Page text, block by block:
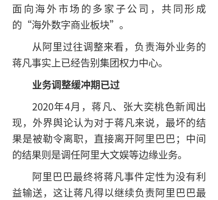
面向海外市场的多家子公司，共同形成
的“海外数字商业板块”。
从阿里过往调整来看，负责海外业务的
蒋凡事实上已经告别集团权力中心。
业务调整缓冲期已过
2020年4月，蒋凡、张大奕桃色新闻出
现，外界舆论认为对于蒋凡来说，最坏的结
果是被勒令离职，直接离开阿里巴巴；中间
的结果则是调任阿里大文娱等边缘业务。
阿里巴巴最终将蒋凡事件定性为没有利
益输送，这让蒋凡得以继续负责阿里巴巴最